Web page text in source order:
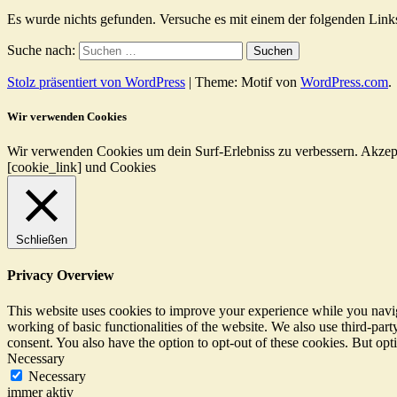
Es wurde nichts gefunden. Versuche es mit einem der folgenden
Suche nach:
Stolz präsentiert von WordPress | Theme: Motif von WordPress.com.
Wir verwenden Cookies
Wir verwenden Cookies um dein Surf-Erlebniss zu verbessern.
[cookie_link] und Cookies
Schließen
Privacy Overview
This website uses cookies to improve your experience while you
working of basic functionalities of the website. We also use third-
consent. You also have the option to opt-out of these cookies. But
Necessary
Necessary
immer aktiv